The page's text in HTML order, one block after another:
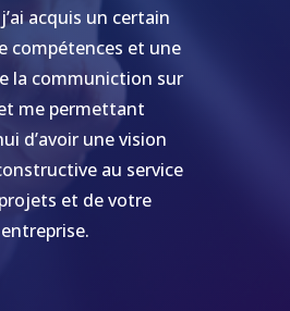
acquis un certain
compétences et une
la communiction sur
me permettant
d’avoir une vision
au service
et de votre
entreprise.